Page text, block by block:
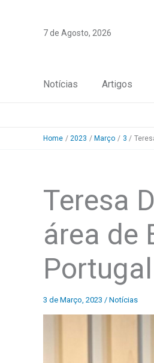
7 de Agosto, 2026
Notícias Artigos
Home 2023 Março 3
Teresa
área de
Portugal
3 de Março, 2023 / Notícias